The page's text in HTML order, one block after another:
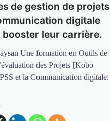
de gestion de projets
digitale
booster leur carrière.
Une formation en Outils de
des Projets [Kobo
et la Communication digitale: